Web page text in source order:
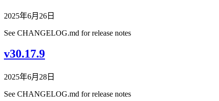
2025年6月26日
See CHANGELOG.md for release notes
v30.17.9
2025年6月28日
See CHANGELOG.md for release notes